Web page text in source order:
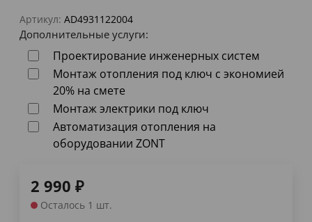
Артикул: AD4931122004
Дополнительные услуги:
Проектирование инженерных систем
Монтаж отопления под ключ с экономией
20% на смете
Монтаж электрики под ключ
Автоматизация отопления на
оборудовании ZONT
2 990 ₽
Осталось 1 шт.